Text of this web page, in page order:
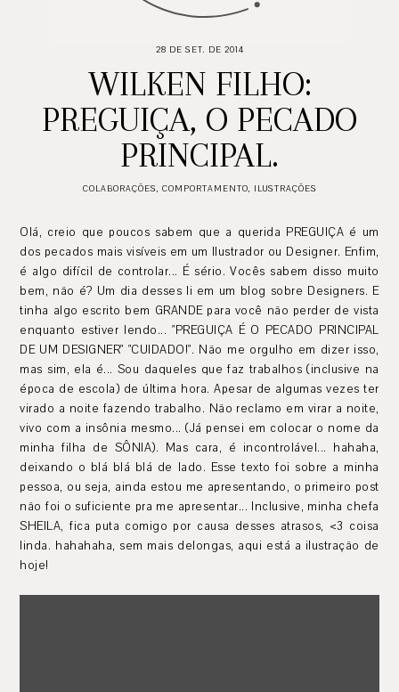
28 DE SET. DE 2014
WILKEN FILHO:
PREGUIÇA, O PECADO
PRINCIPAL.
COLABORAÇÕES, COMPORTAMENTO, ILUSTRAÇÕES
Olá, creio que poucos sabem que a querida PREGUIÇA é um
dos pecados mais visíveis em um Ilustrador ou Designer. Enfim,
é algo difícil de controlar... É sério. Vocês sabem disso muito
bem, não é? Um dia desses li em um blog sobre Designers. E
tinha algo escrito bem GRANDE para você não perder de vista
enquanto estiver lendo... "PREGUIÇA É O PECADO PRINCIPAL
DE UM DESIGNER" "CUIDADO!". Não me orgulho em dizer isso,
mas sim, ela é... Sou daqueles que faz trabalhos (inclusive na
época de escola) de última hora. Apesar de algumas vezes ter
virado a noite fazendo trabalho. Não reclamo em virar a noite,
vivo com a insônia mesmo... (Já pensei em colocar o nome da
minha filha de SÔNIA). Mas cara, é incontrolável... hahaha,
deixando o blá blá blá de lado. Esse texto foi sobre a minha
pessoa, ou seja, ainda estou me apresentando, o primeiro post
não foi o suficiente pra me apresentar... Inclusive, minha chefa
SHEILA, fica puta comigo por causa desses atrasos, <3 coisa
linda. hahahaha, sem mais delongas, aqui está a ilustração de
hoje!